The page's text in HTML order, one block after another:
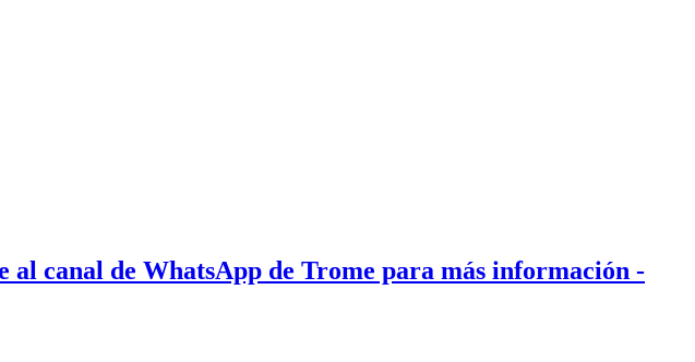
al canal de WhatsApp de Trome para más información -